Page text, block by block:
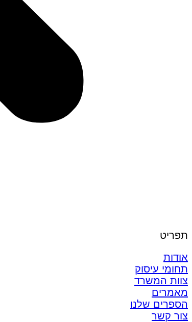
תפריט
אודות
תחומי עיסוק
צוות המשרד
מאמרים
הספרים שלנו
צור קשר